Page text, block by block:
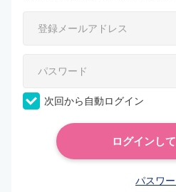
次回から自動ログイン
パスワ